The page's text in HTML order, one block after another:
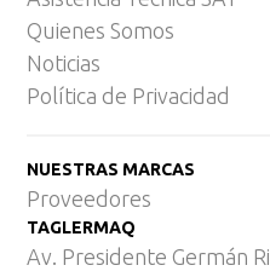
Quienes Somos
Noticias
Política de Privacidad
NUESTRAS MARCAS
Proveedores
TAGLERMAQ
Av. Presidente Germán